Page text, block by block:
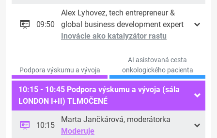
09:50
Alex Lyhovez, tech entrepreneur &
global business development expert
Inovácie ako katalyzátor rastu
Podpora výskumu a vývoja
AI asistovaná cesta
onkologického pacienta
10:15 - 10:45 Podpora výskumu a vývoja (sála
LONDON I+II) TLMOČENÉ
10:15
Marta Jančkárová, moderátorka
Moderuje